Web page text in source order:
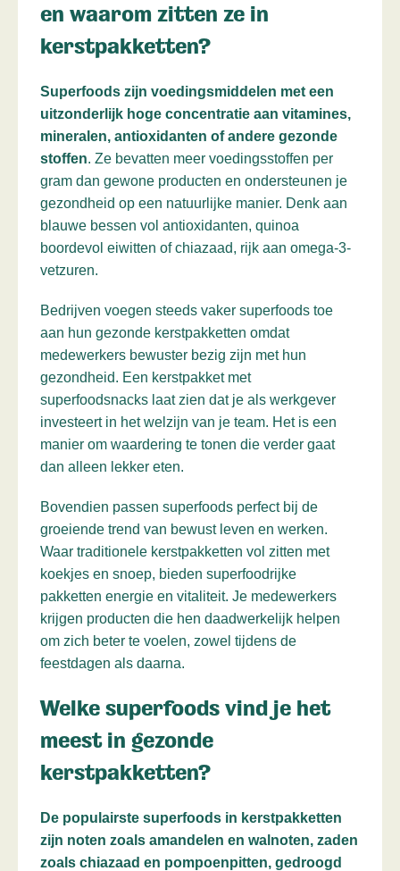
en waarom zitten ze in
kerstpakketten?
Superfoods zijn voedingsmiddelen met een
uitzonderlijk hoge concentratie aan vitamines,
mineralen, antioxidanten of andere gezonde
stoffen. Ze bevatten meer voedingsstoffen per
gram dan gewone producten en ondersteunen je
gezondheid op een natuurlijke manier. Denk aan
blauwe bessen vol antioxidanten, quinoa
boordevol eiwitten of chiazaad, rijk aan omega-3-
vetzuren.
Bedrijven voegen steeds vaker superfoods toe
aan hun gezonde kerstpakketten omdat
medewerkers bewuster bezig zijn met hun
gezondheid. Een kerstpakket met
superfoodsnacks laat zien dat je als werkgever
investeert in het welzijn van je team. Het is een
manier om waardering te tonen die verder gaat
dan alleen lekker eten.
Bovendien passen superfoods perfect bij de
groeiende trend van bewust leven en werken.
Waar traditionele kerstpakketten vol zitten met
koekjes en snoep, bieden superfoodrijke
pakketten energie en vitaliteit. Je medewerkers
krijgen producten die hen daadwerkelijk helpen
om zich beter te voelen, zowel tijdens de
feestdagen als daarna.
Welke superfoods vind je het
meest in gezonde
kerstpakketten?
De populairste superfoods in kerstpakketten
zijn noten zoals amandelen en walnoten, zaden
zoals chiazaad en pompoenpitten, gedroogd